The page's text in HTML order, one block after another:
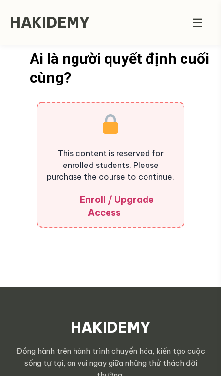
HAKIDEMY ☰
Ai là người quyết định cuối
cùng?
This content is reserved for
enrolled students. Please
purchase the course to continue.
Enroll / Upgrade
Access
HAKIDEMY
Đồng hành trên hành trình chuyển hóa, kiến tạo cuộc
sống tự tại, an vui ngay giữa những thử thách đời